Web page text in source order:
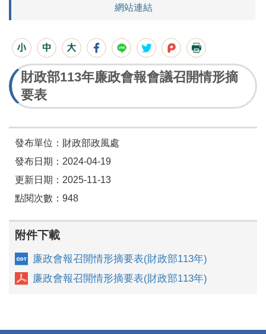
網站連結
財政部113年廉政會報會議召開情形摘
要表
發布單位：財政部政風處
發布日期：2024-04-19
更新日期：2025-11-13
點閱次數：948
附件下載
廉政會報召開情形摘要表(財政部113年)
廉政會報召開情形摘要表(財政部113年)